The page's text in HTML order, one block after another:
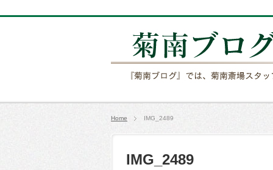
Home IMG_2489
IMG_2489